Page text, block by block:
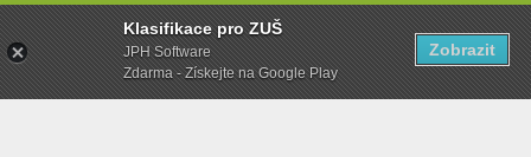
Klasifikace pro ZUŠ
JPH Software
Zdarma - Získejte na Google Play
Zobrazit